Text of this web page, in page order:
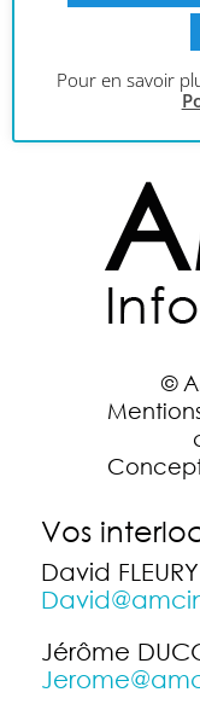
262, Avenue
31400
Du lundi au
©
Vos
David
Jérôme
Pour en savoir